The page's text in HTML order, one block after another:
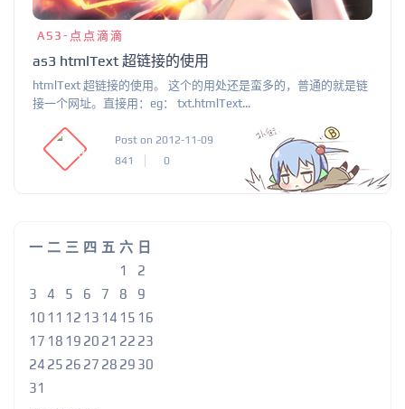
AS3-点点滴滴
as3 htmlText 超链接的使用
htmlText 超链接的使用。 这个的用处还是蛮多的，普通的就是链
接一个网址。直接用：eg： txt.htmlText...
Post on 2012-11-09
841
0
一 二 三 四 五 六 日
1
2
3
4 5 6 7 8
9
10 11 12 13 14 15 16
17 18 19 20 21 22 23
24 25 26 27 28 29 30
31